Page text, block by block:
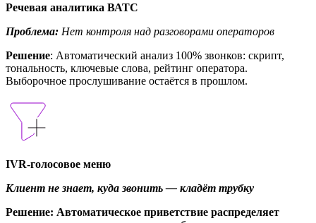
Речевая аналитика ВАТС
Проблема: Нет контроля над разговорами операторов
Решение: Автоматический анализ 100% звонков: скрипт,
тональность, ключевые слова, рейтинг оператора.
Выборочное прослушивание остаётся в прошлом.
IVR-голосовое меню
Клиент не знает, куда звонить — кладёт трубку
Решение: Автоматическое приветствие распределяет